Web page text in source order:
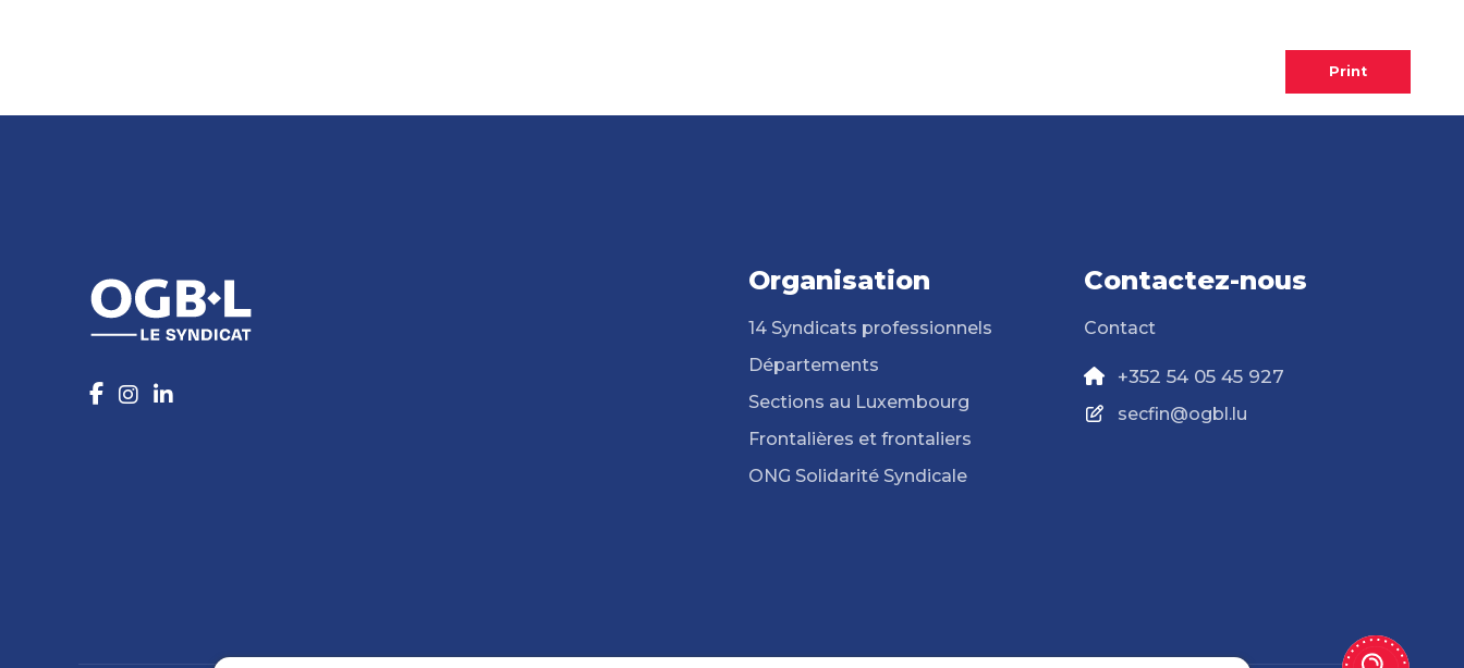
Print
Organisation
14 Syndicats professionnels
Départements
Sections au Luxembourg
Frontalières et frontaliers
ONG Solidarité Syndicale
Contactez-nous
Contact
+352 54 05 45 927
secfin@ogbl.lu